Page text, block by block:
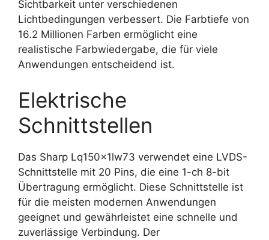
Sichtbarkeit unter verschiedenen
Lichtbedingungen verbessert. Die Farbtiefe von
16.2 Millionen Farben ermöglicht eine
realistische Farbwiedergabe, die für viele
Anwendungen entscheidend ist.
Elektrische
Schnittstellen
Das Sharp Lq150x1lw73 verwendet eine LVDS-
Schnittstelle mit 20 Pins, die eine 1-ch 8-bit
Übertragung ermöglicht. Diese Schnittstelle ist
für die meisten modernen Anwendungen
geeignet und gewährleistet eine schnelle und
zuverlässige Verbindung. Der